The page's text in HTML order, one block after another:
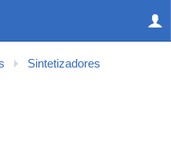
Sintetizadores